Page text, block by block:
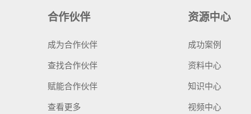
合作伙伴
成为合作伙伴
查找合作伙伴
赋能合作伙伴
查看更多
资源中心
成功案例
资料中心
知识中心
视频中心